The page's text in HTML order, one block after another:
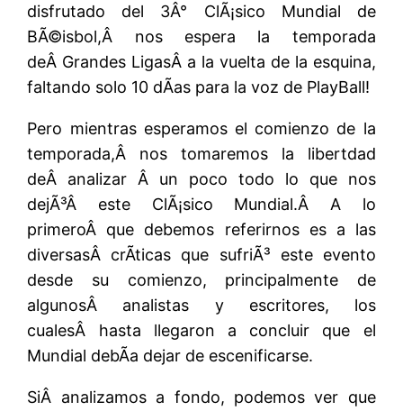
disfrutado del 3Â° ClÃ¡sico Mundial de
BÃ©isbol,Â nos espera la temporada
deÂ Grandes LigasÂ a la vuelta de la esquina,
faltando solo 10 dÃ­as para la voz de PlayBall!
Pero mientras esperamos el comienzo de la
temporada,Â nos tomaremos la libertdad
deÂ analizar Â un poco todo lo que nos
dejÃ³Â este ClÃ¡sico Mundial.Â A lo
primeroÂ que debemos referirnos es a las
diversasÂ crÃ­ticas que sufriÃ³ este evento
desde su comienzo, principalmente de
algunosÂ analistas y escritores, los
cualesÂ hasta llegaron a concluir que el
Mundial debÃ­a dejar de escenificarse.
SiÂ analizamos a fondo, podemos ver que